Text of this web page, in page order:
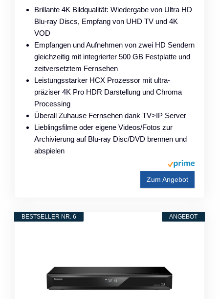
Brillante 4K Bildqualität: Wiedergabe von Ultra HD
Blu-ray Discs, Empfang von UHD TV und 4K
VOD
Empfangen und Aufnehmen von zwei HD Sendern
gleichzeitig mit integrierter 500 GB Festplatte und
zeitversetztem Fernsehen
Leistungsstarker HCX Prozessor mit ultra-
präziser 4K Pro HDR Darstellung und Chroma
Processing
Überall Zuhause Fernsehen dank TV>IP Server
Lieblingsfilme oder eigene Videos/Fotos zur
Archivierung auf Blu-ray Disc/DVD brennen und
abspielen
Zum Angebot
ANGEBOT
BESTSELLER NR. 6